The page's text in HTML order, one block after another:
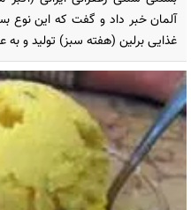
آلمان خبر داد و گفت که این نوع
غذایی برلین (هفته سبز) تولید و